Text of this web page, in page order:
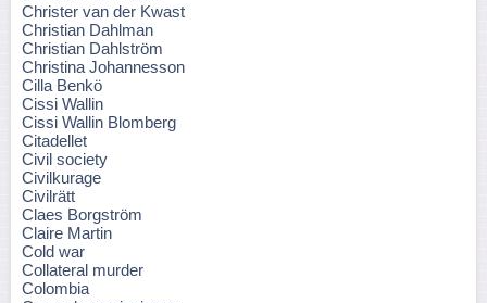
Christer van der Kwast
Christian Dahlman
Christian Dahlström
Christina Johannesson
Cilla Benkö
Cissi Wallin
Cissi Wallin Blomberg
Citadellet
Civil society
Civilkurage
Civilrätt
Claes Borgström
Claire Martin
Cold war
Collateral murder
Colombia